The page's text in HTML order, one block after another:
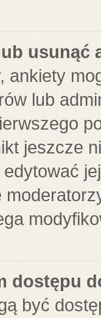
usunąć
ankiety
lub
jeszcze
dostępu
być